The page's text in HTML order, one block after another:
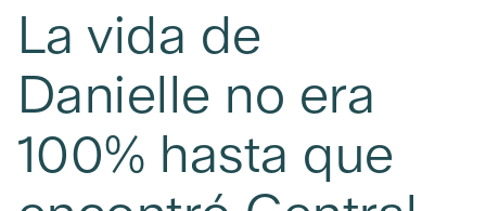
La vida de
Danielle no era
100% hasta que